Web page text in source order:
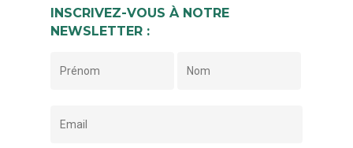
INSCRIVEZ-VOUS À NOTRE
NEWSLETTER :